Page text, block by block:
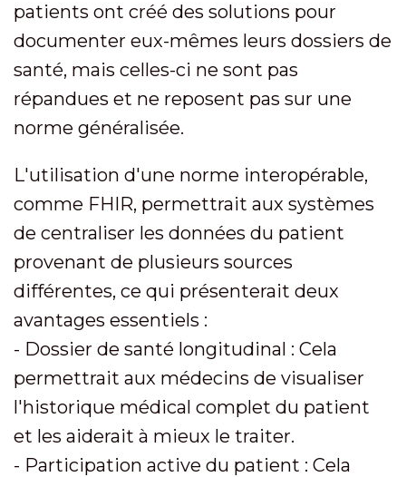
patients ont créé des solutions pour
documenter eux-mêmes leurs dossiers de
santé, mais celles-ci ne sont pas
répandues et ne reposent pas sur une
norme généralisée.
L'utilisation d'une norme interopérable,
comme FHIR, permettrait aux systèmes
de centraliser les données du patient
provenant de plusieurs sources
différentes, ce qui présenterait deux
avantages essentiels :
- Dossier de santé longitudinal : Cela
permettrait aux médecins de visualiser
l'historique médical complet du patient
et les aiderait à mieux le traiter.
- Participation active du patient : Cela